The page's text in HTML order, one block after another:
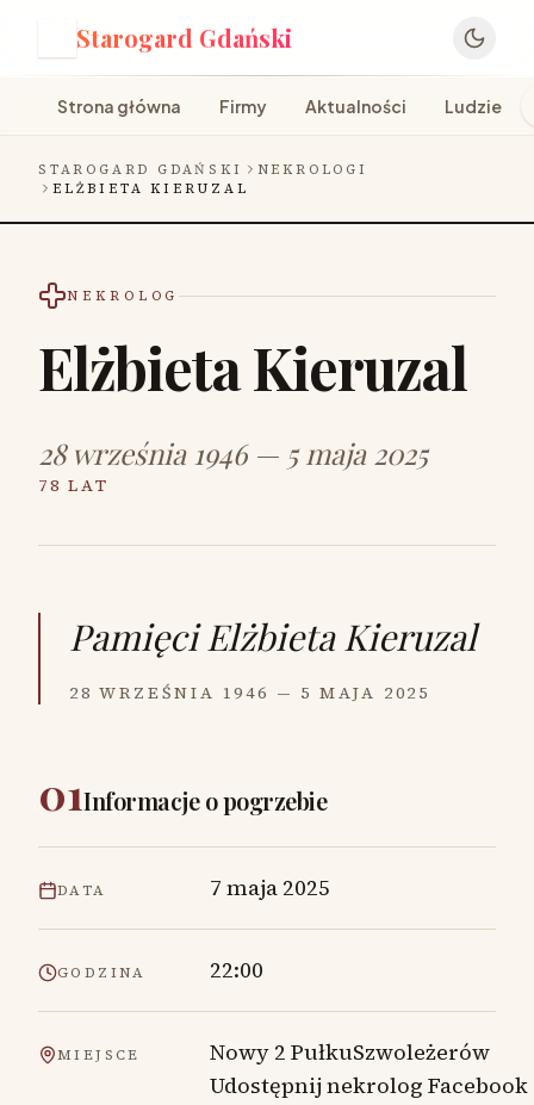
Starogard Gdański
Strona główna Firmy Aktualności Ludzie
STAROGARD GDAŃSKI
NEKROLOGI
ELŻBIETA KIERUZAL
NEKROLOG
Elżbieta Kieruzal
28 września 1946 — 5 maja 2025
78 LAT
Pamięci Elżbieta Kieruzal
28 WRZEŚNIA 1946 — 5 MAJA 2025
01Informacje o pogrzebie
DATA 7 maja 2025
GODZINA 22:00
MIEJSCE
Nowy 2 PułkuSzwoleżerów
Udostępnij nekrolog Facebook